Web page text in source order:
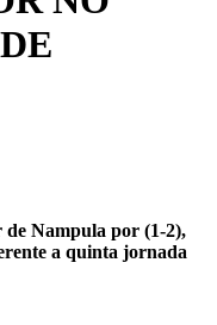
Nampula por (1-2),
a quinta jornada